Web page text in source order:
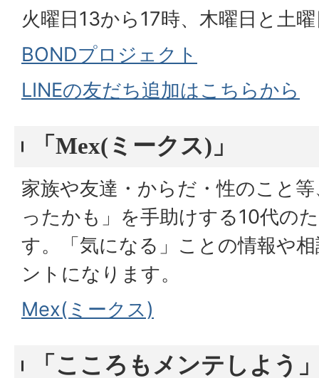
火曜日13から17時、木曜日と土
BONDプロジェクト
LINEの友だち追加はこちらから
「Mex(ミークス)」
家族や友達・からだ・性のこと
ったかも」を手助けする10代の
す。「気になる」ことの情報や
ントになります。
Mex(ミークス)
「こころもメンテしよう